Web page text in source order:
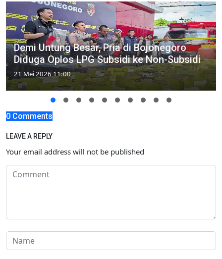
Demi Untung Besar, Pria di Bojonegoro
Diduga Oplos LPG Subsidi ke Non-Subsidi
21 Mei 2026 11:00
0 Comments
LEAVE A REPLY
Your email address will not be published